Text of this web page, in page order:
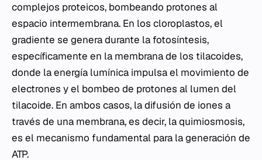
complejos proteicos, bombeando protones al
espacio intermembrana. En los cloroplastos, el
gradiente se genera durante la fotosíntesis,
específicamente en la membrana de los tilacoides,
donde la energía lumínica impulsa el movimiento de
electrones y el bombeo de protones al lumen del
tilacoide. En ambos casos, la difusión de iones a
través de una membrana, es decir, la quimiosmosis,
es el mecanismo fundamental para la generación de
ATP.